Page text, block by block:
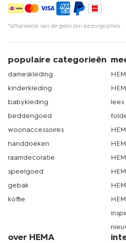
*afhankelijk van de gekozen bezorgopties
populaire categorieën
dameskleding
kinderkleding
babykleding
beddengoed
woonaccessoires
handdoeken
raamdecoratie
speelgoed
gebak
koffie
over HEMA